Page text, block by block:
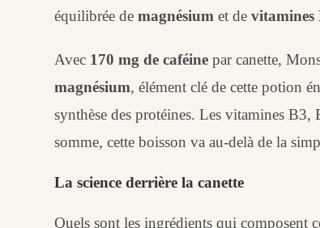
équilibrée demagnésium et devitamines
Avec 170 mg de caféine par canette,
magnésium, élément clé de cette potion
synthèse des protéines. Les vitamines
somme, cette boisson va au-delà de la
La science derrière la canette
Quels sont les ingrédients qui composent